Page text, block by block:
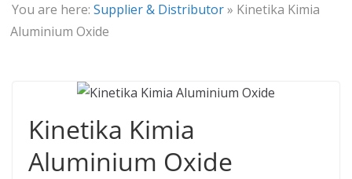
You are here: Supplier & Distributor» Kinetika Kimia
Aluminium Oxide
Kinetika Kimia
Aluminium Oxide